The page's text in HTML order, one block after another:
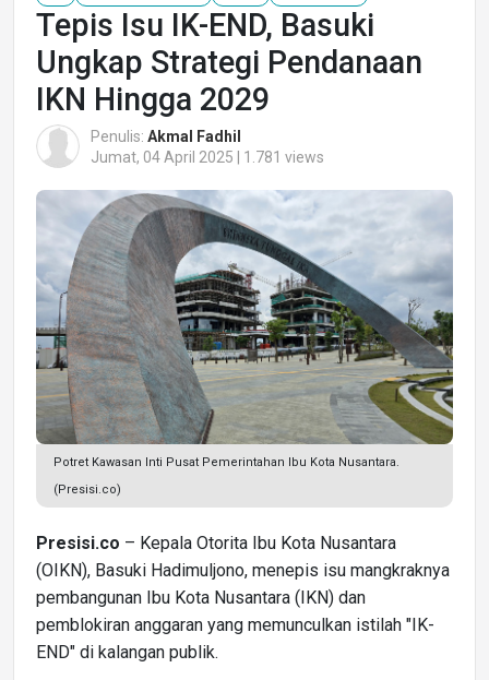
Tepis Isu IK-END, Basuki
Ungkap Strategi Pendanaan
IKN Hingga 2029
Penulis: Akmal Fadhil
Jumat, 04 April 2025 | 1.781 views
Potret Kawasan Inti Pusat Pemerintahan Ibu Kota Nusantara.
(Presisi.co)
Presisi.co – Kepala Otorita Ibu Kota Nusantara
(OIKN), Basuki Hadimuljono, menepis isu mangkraknya
pembangunan Ibu Kota Nusantara (IKN) dan
pemblokiran anggaran yang memunculkan istilah "IK-
END" di kalangan publik.